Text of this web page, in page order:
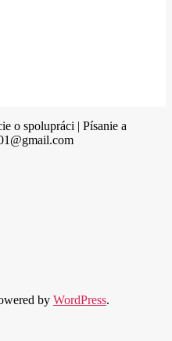
o spolupráci | Písanie a
by WordPress.